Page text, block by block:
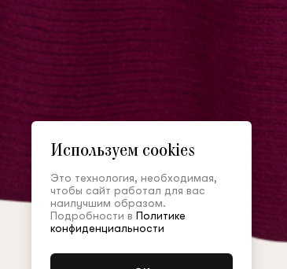
Используем cookies
Это технология, необходимая,
чтобы сайт работал для вас
наилучшим образом.
Подробности в Политике
конфиденциальности